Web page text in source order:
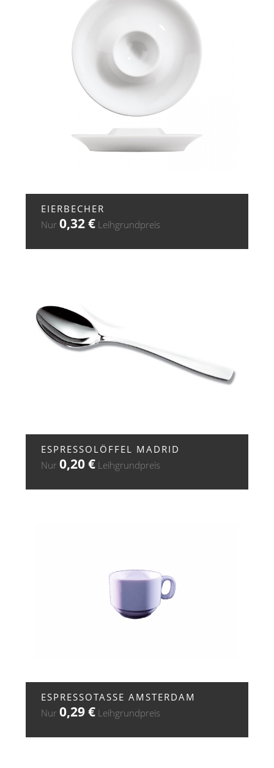
EIERBECHER
Nur0,32€ Leihgrundpreis
ESPRESSOLÖFFEL MADRID
Nur0,20€ Leihgrundpreis
ESPRESSOTASSE AMSTERDAM
Nur0,29€ Leihgrundpreis